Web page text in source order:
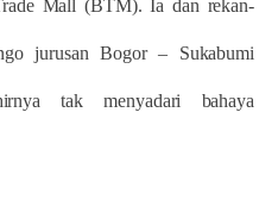
Mall (BTM). Ia dan rekan-
jurusan Bogor – Sukabumi
tak menyadari bahaya